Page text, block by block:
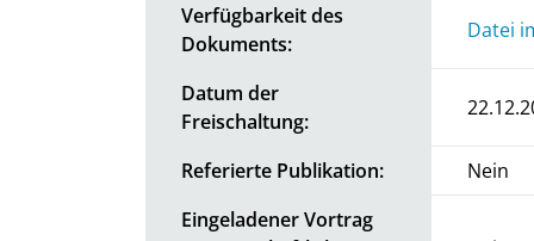
Verfügbarkeit des
Dokuments:
Datei
Datum der
Freischaltung:
Referierte Publikation:
Nein
Eingeladener Vortrag